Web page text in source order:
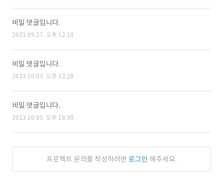
비밀 댓글입니다.
2023.09.27. 오후 12:10
비밀 댓글입니다.
2023.10.03. 오후 22:28
비밀 댓글입니다.
2023.10.05. 오후 18:38
프로젝트 문의를 작성하려면 로그인 해주세요.